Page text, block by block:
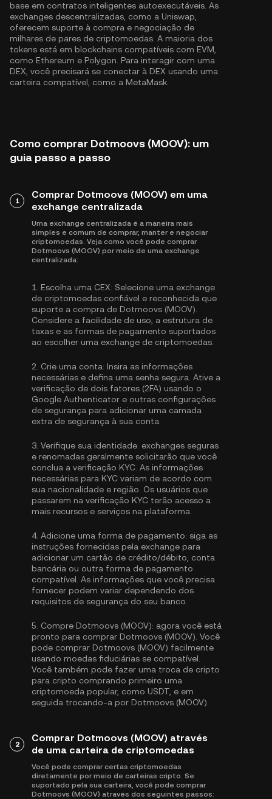
base em contratos inteligentes autoexecutáveis. As
exchanges descentralizadas, como a Uniswap,
oferecem suporte à compra e negociação de
milhares de pares de criptomoedas. A maioria dos
tokens está em blockchains compatíveis com EVM,
como Ethereum e Polygon . Para interagir com uma
DEX, você precisará se conectar à DEX usando uma
carteira compatível, como a MetaMask.
Como comprar Dotmoovs (MOOV): um
guia passo a passo
1
Comprar Dotmoovs (MOOV) em uma
exchange centralizada
Uma exchange centralizada é a maneira mais
simples e comum de comprar, manter e negociar
criptomoedas. Veja como você pode comprar
Dotmoovs (MOOV) por meio de uma exchange
centralizada:
1. Escolha uma CEX: Selecione uma exchange
de criptomoedas confiável e reconhecida que
suporte a compra de Dotmoovs (MOOV).
Considere a facilidade de uso, a estrutura de
taxas e as formas de pagamento suportados
ao escolher uma exchange de criptomoedas.
2. Crie uma conta: Insira as informações
necessárias e defina uma senha segura. Ative a
verificação de dois fatores (2FA) usando o
Google Authenticator e outras configurações
de segurança para adicionar uma camada
extra de segurança à sua conta.
3. Verifique sua identidade: exchanges seguras
e renomadas geralmente solicitarão que você
conclua a verificação KYC . As informações
necessárias para KYC variam de acordo com
sua nacionalidade e região. Os usuários que
passarem na verificação KYC terão acesso a
mais recursos e serviços na plataforma.
4. Adicione uma forma de pagamento: siga as
instruções fornecidas pela exchange para
adicionar um cartão de crédito/débito, conta
bancária ou outra forma de pagamento
compatível. As informações que você precisa
fornecer podem variar dependendo dos
requisitos de segurança do seu banco.
5. Compre Dotmoovs (MOOV): agora você está
pronto para comprar Dotmoovs (MOOV). Você
pode comprar Dotmoovs (MOOV) facilmente
usando moedas fiduciárias se compatível.
Você também pode fazer uma troca de cripto
para cripto comprando primeiro uma
criptomoeda popular, como USDT , e em
seguida trocando-a por Dotmoovs (MOOV).
2
Comprar Dotmoovs (MOOV) através
de uma carteira de criptomoedas
Você pode comprar certas criptomoedas
diretamente por meio de carteiras cripto. Se
suportado pela sua carteira, você pode comprar
Dotmoovs (MOOV) através dos seguintes passos: